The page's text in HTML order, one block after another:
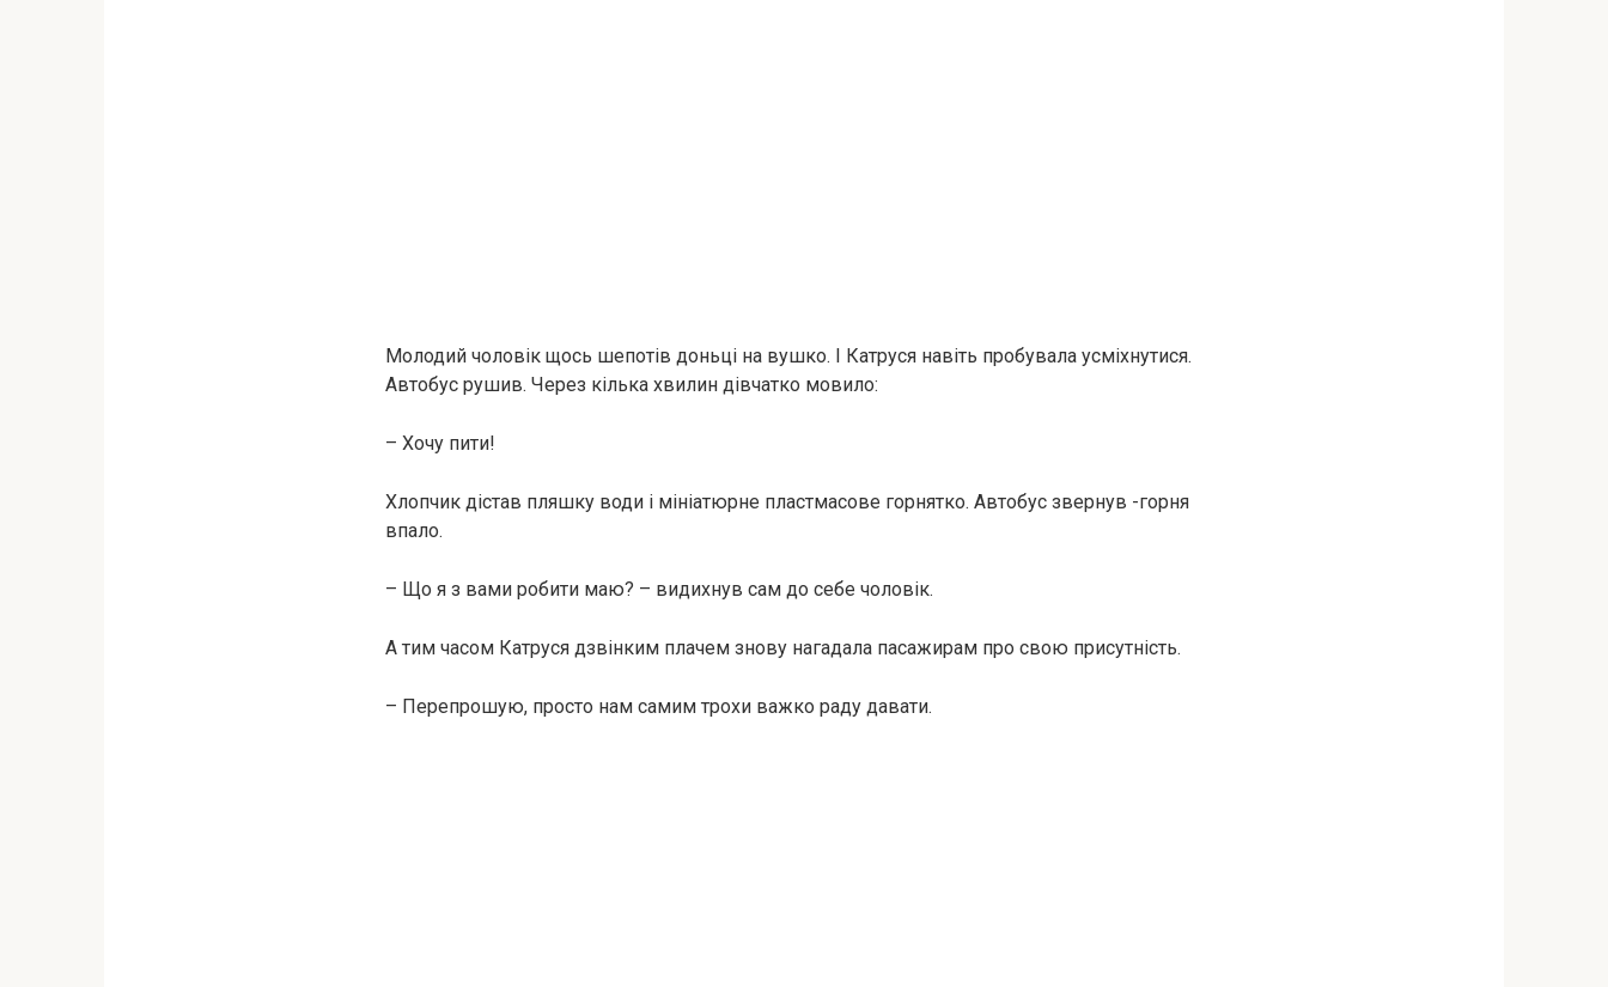
Молодий чоловік щось шепотів доньці на вушко. І Катруся навіть пробувала усміхнутися.
Автобус рушив. Через кілька хвилин дівчатко мовило:
– Хочу пити!
Хлопчик дістав пляшку води і мініатюрне пластмасове горнятко. Автобус звернув -горня
впало.
– Що я з вами робити маю? – видихнув сам до себе чоловік.
А тим часом Катруся дзвінким плачем знову нагадала пасажирам про свою присутність.
– Перепрошую, просто нам самим трохи важко раду давати.